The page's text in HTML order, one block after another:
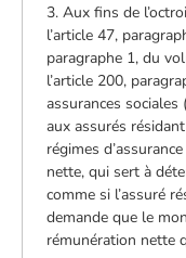
3. Aux fins de
l’article 47,
paragraphe 1, du
l’article 200,
assurances sociales
aux assurés
régimes
nette, qui sert à
comme si l’assuré
demande que le
rémunération nette